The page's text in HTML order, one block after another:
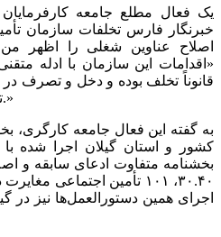
یک فعال مطلع جامعه
خبرنگار فارس تخلفات سازمان
اصلاح عناوین شغلی را اظهر
«اقدامات این سازمان با ادله
قانوناً تخلف بوده و دخل و تصرف
تأمین اجتماعی به‌حساب می‌آید.»
به گفته این فعال جامعه کارگری،
کشور و استان گیلان اجرا شده با
بخشنامه متفاوت ادعای سابقه و
۳۰.۴۰، ۱۰۱ تأمین اجتماعی
اجرای همین دستورالعمل‌ها نیز در